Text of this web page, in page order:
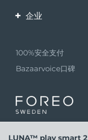
保修与退换货
产品注册
企业
伙伴计划
联盟新闻
成为合作伙伴
100%安全支付
Bazaarvoice口碑
LUNA™ play smart 2